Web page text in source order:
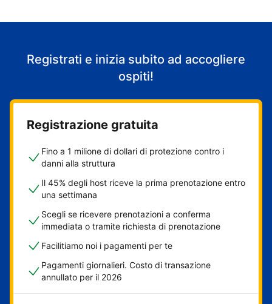
Registrati e inizia subito ad accogliere
ospiti!
Registrazione gratuita
Fino a 1 milione di dollari di protezione contro i
danni alla struttura
Il 45% degli host riceve la prima prenotazione entro
una settimana
Scegli se ricevere prenotazioni a conferma
immediata o tramite richiesta di prenotazione
Facilitiamo noi i pagamenti per te
Pagamenti giornalieri. Costo di transazione
annullato per il 2026